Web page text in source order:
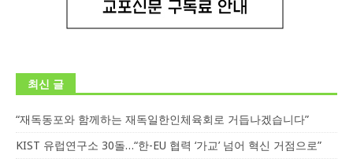
최신 글
“재독동포와 함께하는 재독일한인체육회로 거듭나겠습니다”
KIST 유럽연구소 30돌…“한-EU 협력 ‘가교’ 넘어 혁신 거점으로”